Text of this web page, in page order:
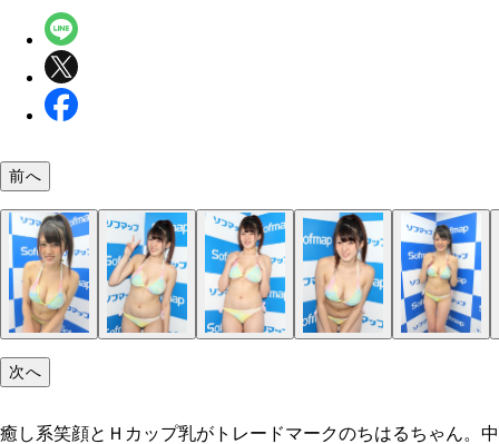
前へ
次へ
癒し系笑顔とＨカップ乳がトレードマークのちはるちゃん。中